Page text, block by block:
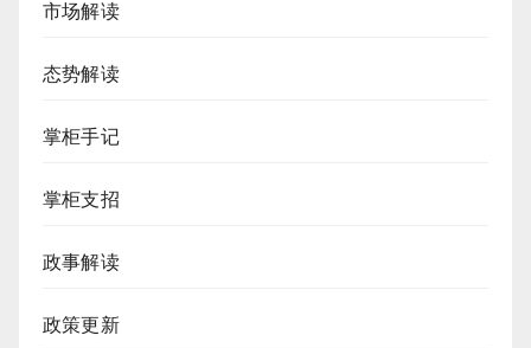
市场解读
态势解读
掌柜手记
掌柜支招
政事解读
政策更新